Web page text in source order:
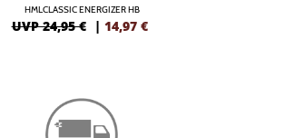
HMLCLASSIC ENERGIZER HB
UVP 24,95 € | 14,97 €